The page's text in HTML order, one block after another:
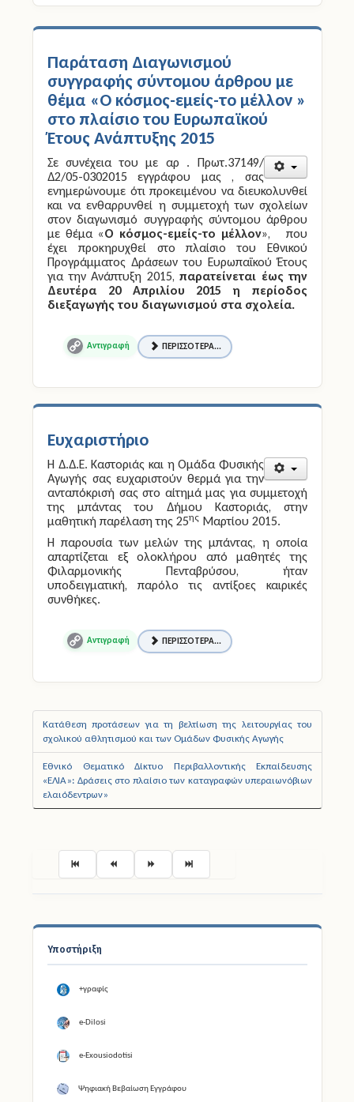
e-Dilosi
e-Exousiodotisi
Ψηφιακή Βεβαίωση Εγγράφου
Τεχνική Στήριξη
Παράταση Διαγωνισμού
συγγραφής σύντομου άρθρου με
θέμα «Ο κόσμος-εμείς-το μέλλον »
στο πλαίσιο του Ευρωπαϊκού
Έτους Ανάπτυξης 2015
Σε συνέχεια του με αρ . Πρωτ.37149/
Δ2/05-0302015 εγγράφου μας , σας
ενημερώνουμε ότι προκειμένου να διευκολυνθεί
και να ενθαρρυνθεί η συμμετοχή των σχολείων
στον διαγωνισμό συγγραφής σύντομου άρθρου
με θέμα «Ο κόσμος-εμείς-το μέλλον», που
έχει προκηρυχθεί στο πλαίσιο του Εθνικού
Προγράμματος Δράσεων του Ευρωπαϊκού Έτους
για την Ανάπτυξη 2015,
παρατείνεται έως την
Δευτέρα 20 Απριλίου 2015 η περίοδος
διεξαγωγής του διαγωνισμού στα σχολεία.
Link
Ευχαριστήριο
Η Δ.Δ.Ε. Καστοριάς και η Ομάδα Φυσικής
Αγωγής σας ευχαριστούν θερμά για την
ανταπόκρισή σας στο αίτημά μας για συμμετοχή
της μπάντας του Δήμου Καστοριάς, στην
μαθητική παρέλαση της 25 ηςΜαρτίου 2015.
Η παρουσία των μελών της μπάντας, η οποία
απαρτίζεται εξ ολοκλήρου από μαθητές της
Φιλαρμονικής Πενταβρύσου, ήταν
υποδειγματική, παρόλο τις αντίξοες καιρικές
συνθήκες.
Link
σχολικού αθλητισμού και των Ομάδων Φυσικής Αγωγής
Εθνικό Θεματικό Δίκτυο Περιβαλλοντικής Εκπαίδευσης
«ΕΛΙΑ»: Δράσεις στο πλαίσιο των καταγραφών υπεραιωνόβιων
ελαιόδεντρων»